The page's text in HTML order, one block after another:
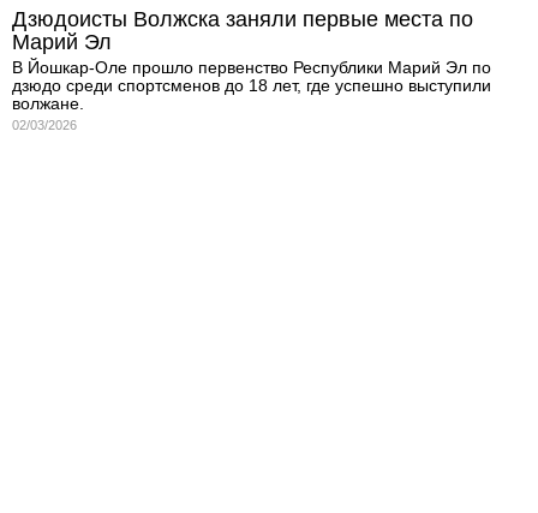
Дзюдоисты Волжска заняли первые места по
Марий Эл
В Йошкар-Оле прошло первенство Республики Марий Эл по
дзюдо среди спортсменов до 18 лет, где успешно выступили
волжане.
02/03/2026